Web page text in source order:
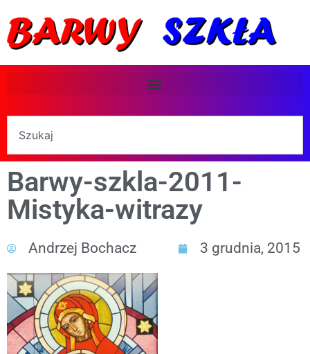
Barwy-szkla-2011-
Mistyka-witrazy
Andrzej Bochacz 3 grudnia, 2015